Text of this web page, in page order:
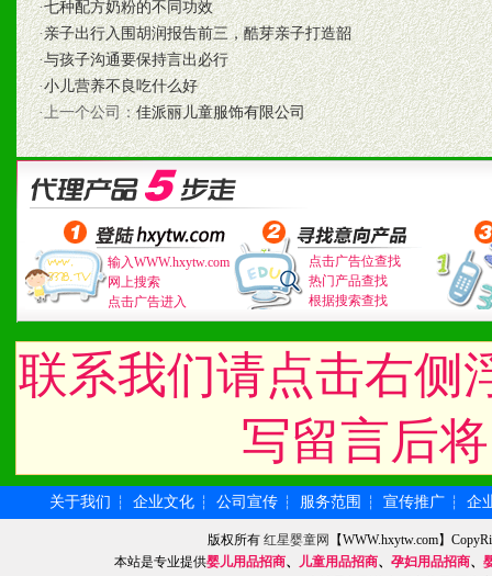
4、具备一定业务团队能力
道，医药渠道并为之提供
5、具备较强的市场操作意
八、品牌产品
1、不断提升品牌的知名度
2、不断开创新产品不断满
化。
九、加盟优势
1、广告企划支持：产品手
品全面配赠，免费提供软
·七种配方奶粉的不同功效
·亲子出行入围胡润报告前三，酷芽亲子打造韶
·与孩子沟通要保持言出必行
·小儿营养不良吃什么好
·上一个公司：佳派丽儿童服饰有限公司
输入WWW.hxytw.com
网上搜索
点击广告进入
点击广告位查找
热门产品查找
根据搜索查找
联系我们请点击右侧
写留言后
关于我们 ┆ 企业文化 ┆ 公司宣传 ┆ 服务范围 ┆ 宣传推广 ┆ 企
版权所有红星婴童网
【WWW.hxytw.com】
本站是专业提供婴儿用品招商、 儿童用品招商、 孕妇用品招商、